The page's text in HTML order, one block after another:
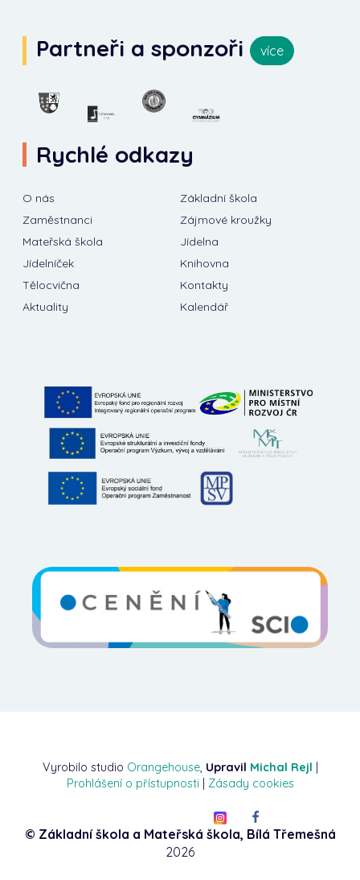
Partneři a sponzoři více
Rychlé odkazy
O nás
Základní škola
Zaměstnanci
Zájmové kroužky
Mateřská škola
Jídelna
Jídelníček
Knihovna
Tělocvična
Kontakty
Aktuality
Kalendář
Vyrobilo studio Orangehouse, Upravil Michal Rejl |
Prohlášení o přístupnosti | Zásady cookies
© Základní škola a Mateřská škola, Bílá Třemešná
2026